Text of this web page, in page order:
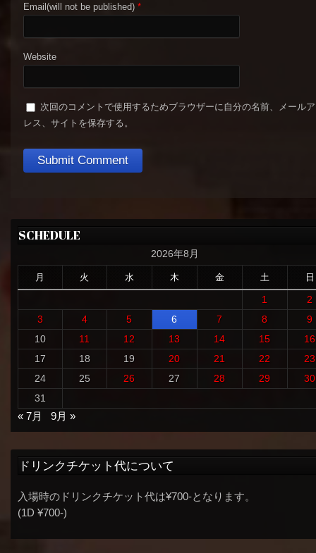
Email(will not be published) *
Website
次回のコメントで使用するためブラウザーに自分の名前、メール
レス、サイトを保存する。
SCHEDULE
2026年8月
月 火 水 木 金 土 日
1
2
3
4 5 6 7 8
9
10
11 12 13 14 15
16
17
18 19 20 21 22
23
24
25 26 27 28 29
30
31
« 7月
9月 »
ドリンクチケット代について
入場時のドリンクチケット代は¥700-となります。
(1D ¥700-)